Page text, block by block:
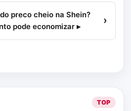
preco cheio na Shein?
pode economizar ▸
›
TOP